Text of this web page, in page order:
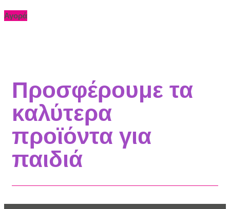
Αγορά
Προσφέρουμε τα
καλύτερα
προϊόντα για
παιδιά